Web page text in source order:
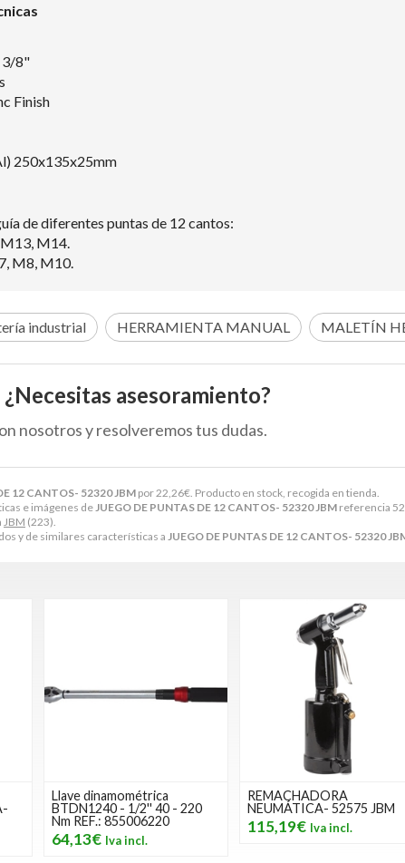
12 CANTOS- 52320 JBM por 22,26€ . Producto en stock, recogida en tienda.
e imágenes de JUEGO DE PUNTAS DE 12 CANTOS- 52320 JBM referencia
JBM (223).
y de similares características a JUEGO DE PUNTAS DE 12 CANTOS- 52320
3/8"
Finish
250x135x25mm
de diferentes puntas de 12 cantos:
M14.
M8, M10.
industrial HERRAMIENTA MANUAL MALETÍN
asesoramiento?
nosotros y resolveremos tus dudas.
Llave dinamométrica
BTDN1240 - 1/2'' 40 - 220
Nm REF.: 855006220
64,13€
REMACHADORA
NEUMÁTICA- 52575 JBM
115,19€